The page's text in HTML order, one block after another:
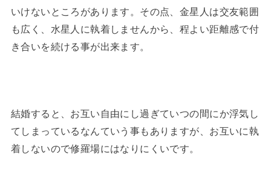
いけないところがあります。その点、金星人は交友範囲
も広く、水星人に執着しませんから、程よい距離感で付
き合いを続ける事が出来ます。
結婚すると、お互い自由にし過ぎていつの間にか浮気し
てしまっているなんていう事もありますが、お互いに執
着しないので修羅場にはなりにくいです。